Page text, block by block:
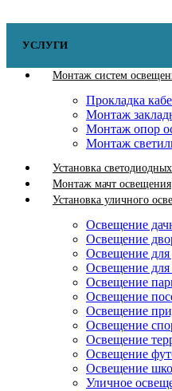
УСЛУГИ
Монтаж систем
Прокладка
Монтаж
Монтаж опор
Монтаж
Установка
Монтаж мачт освещения
Установка уличного
Освещение
Освещение
Освещение для
Освещение
Освещение
Освещение
Освещение
Освещение
Освещение
Освещение
Освещение
Уличное